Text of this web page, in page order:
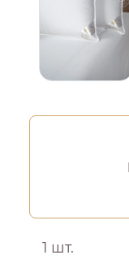
1 шт.